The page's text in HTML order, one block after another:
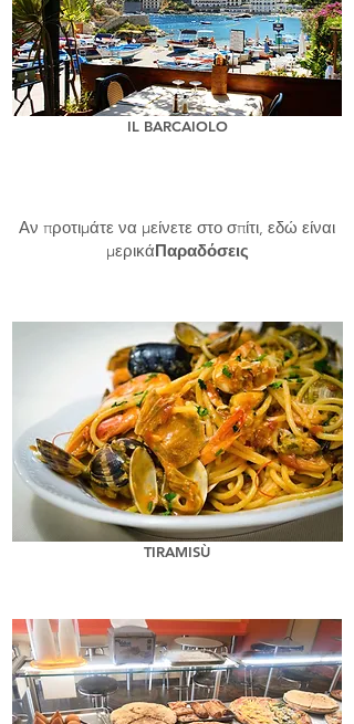
IL BARCAIOLO
Αν προτιμάτε να μείνετε στο σπίτι, εδώ είναι
μερικάΠαραδόσεις
TIRAMISÙ